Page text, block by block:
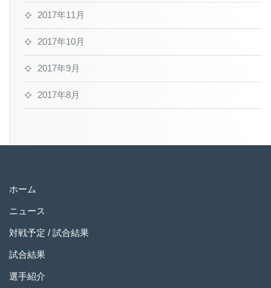
2017年11月
2017年10月
2017年9月
2017年8月
ホーム
ニュース
対戦予定 / 試合結果
試合結果
選手紹介